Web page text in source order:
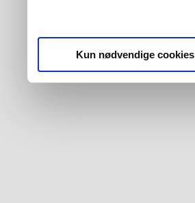
Kun nødvendige cookies